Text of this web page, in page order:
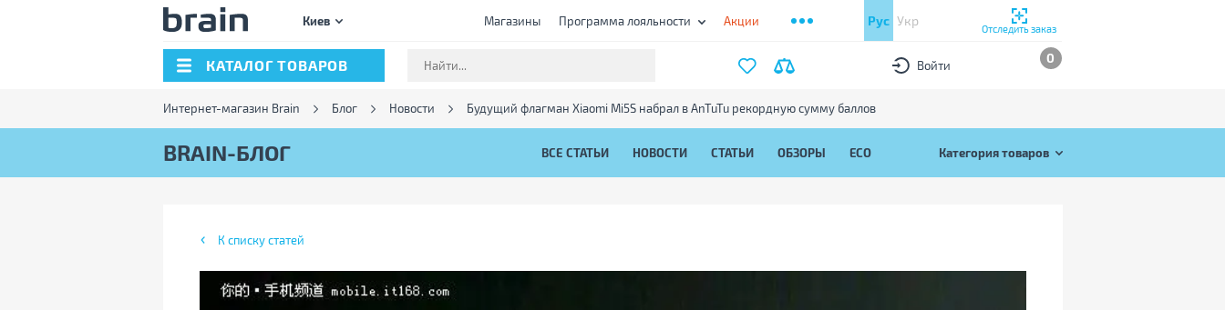
Киев Магазины Программа лояльности Акции Рус Укр
Отследить заказ
КАТАЛОГ ТОВАРОВ Войти 0
Интернет-магазин Brain Блог Новости Будущий флагман Xiaomi Mi5S набрал в AnTuTu рекордную сумму баллов
BRAIN-БЛОГ ВСЕ СТАТЬИ НОВОСТИ СТАТЬИ ОБЗОРЫ ECO Категория товаров
К списку статей